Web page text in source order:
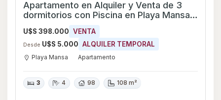
Apartamento en Alquiler y Venta de 3
dormitorios con Piscina en Playa Mansa,
Maldonado
U$S 398.000 VENTA
Desde U$S 5.000 ALQUILER TEMPORAL
Playa Mansa Apartamento
3 4 98 108 m²